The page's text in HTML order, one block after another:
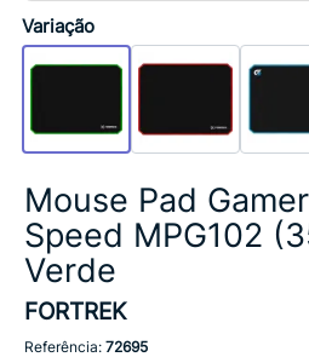
Variação
Mouse Pad
Speed MPG102
Verde
FORTREK
Referência: 72695